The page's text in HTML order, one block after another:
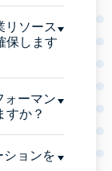
リソース
保します
ォーマン
すか？
ションを